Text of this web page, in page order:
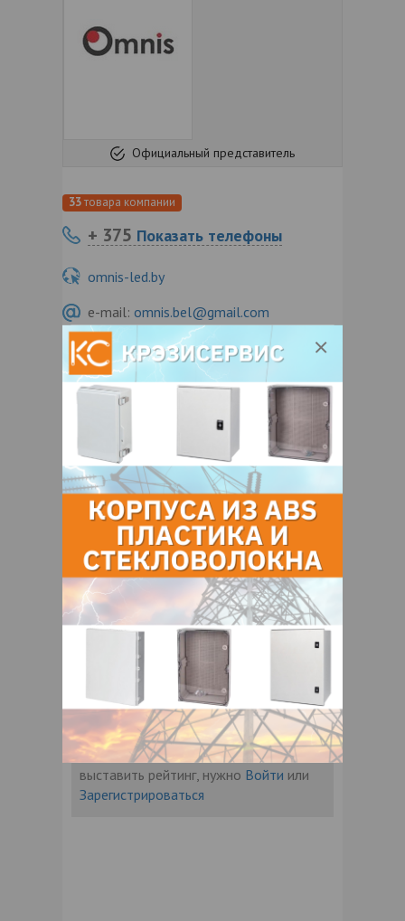
Официальный представитель
33товара компании
+ 375 Показать телефоны
omnis-led.by
e-mail: omnis.bel@gmail.com
220070, Беларусь, Минская обл.,
Минск, ул. Радиальная, д. 54б, к.4
О нас Отзывы
О компании
ООО "Омнис БЕЛ" предлагает широкий
выбор светотехнического оборудования
под торговой маркой "Omnis" и
"OmniLEDs"которое удовлетворяет любые
потребности бизнеса клиента.
Отзывы
Чтобы оставить комментарий или
выставить рейтинг, нужно Войти или
Зарегистрироваться